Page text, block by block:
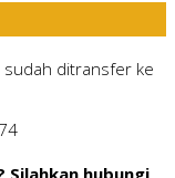
sudah ditransfer ke
Silahkan hubungi